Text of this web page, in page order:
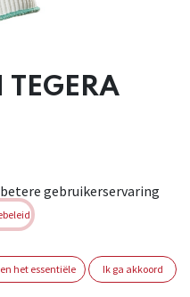
TEGERA
om verder te
gebruikerservaring
het essentiële Ik ga akkoord